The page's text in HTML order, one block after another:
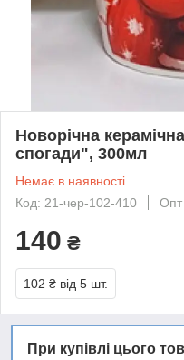
Новорічна
спогади", 300мл
Немає в наявності
Код: 21-чер-102-410
Опт
140 ₴
102 ₴ від 5 шт.
При купівлі цього